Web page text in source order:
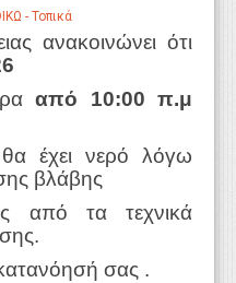
- Τοπικά
ανακοινώνει ότι
από 10:00 π.μ
έχει νερό λόγω
βλάβης
από τα τεχνικά
σας .